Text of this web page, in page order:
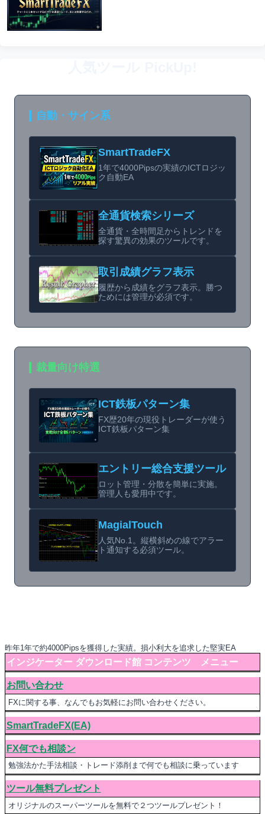
自動・サイン系
SmartTradeFX
1年で4000Pipsの実績のICTロジッ
ク自動EA
全通貨検索シリーズ
全通貨・全時間足からトレンドを
探す驚異の効果のツールです。
取引成績グラフ表示
履歴から成績をグラフ表示。勝つ
ためには管理が必須です。
裁量向け特選
ICT鉄板パターン集
FX歴20年の現役トレーダーが使う
ICT鉄板パターン集
エントリー総合支援ツール
ロット管理・分散を簡単に実施。
管理人も愛用中です。
MagialTouch
人気No.1。縦横斜めの線でアラー
ト通知する必須ツール。
昨年1年で約4000Pipsを獲得した実績。損小利大を追求した堅実EA
インジケーター ダウンロード館 コンテンツ メニュー
お問い合わせ
FXに関する事、なんでもお気軽にお問い合わせください。
SmartTradeFX(EA)
FX何でも相談ン
勉強法かた手法相談・トレード添削まで何でも相談に乗っています
ツール無料プレゼント
オリジナルのスーパーツールを無料で２つツールプレゼント！